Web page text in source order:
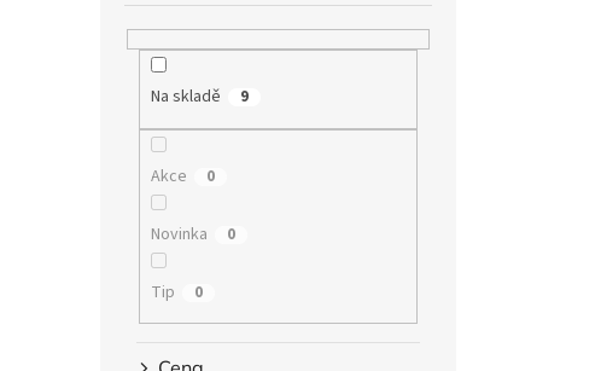
Na skladě 9
Akce 0
Novinka 0
Tip 0